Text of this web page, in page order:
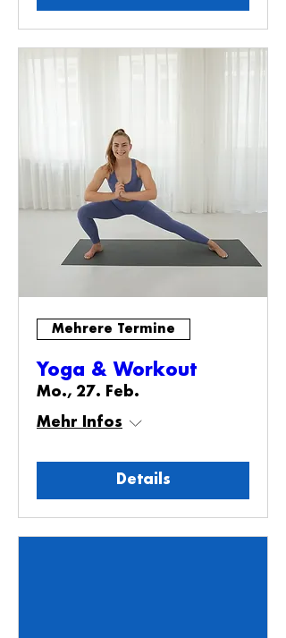
Mehrere Termine
Yoga & Workout
Mo., 27. Feb.
Mehr Infos
Details